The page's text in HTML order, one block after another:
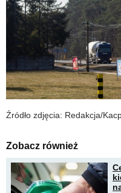
Źródło zdjęcia: Redakcja/
Zobacz również